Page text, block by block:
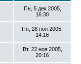
Пн, 5 дек 2005,
16:38
Пн, 28 ноя 2005,
14:16
Вт, 22 ноя 2005,
20:16